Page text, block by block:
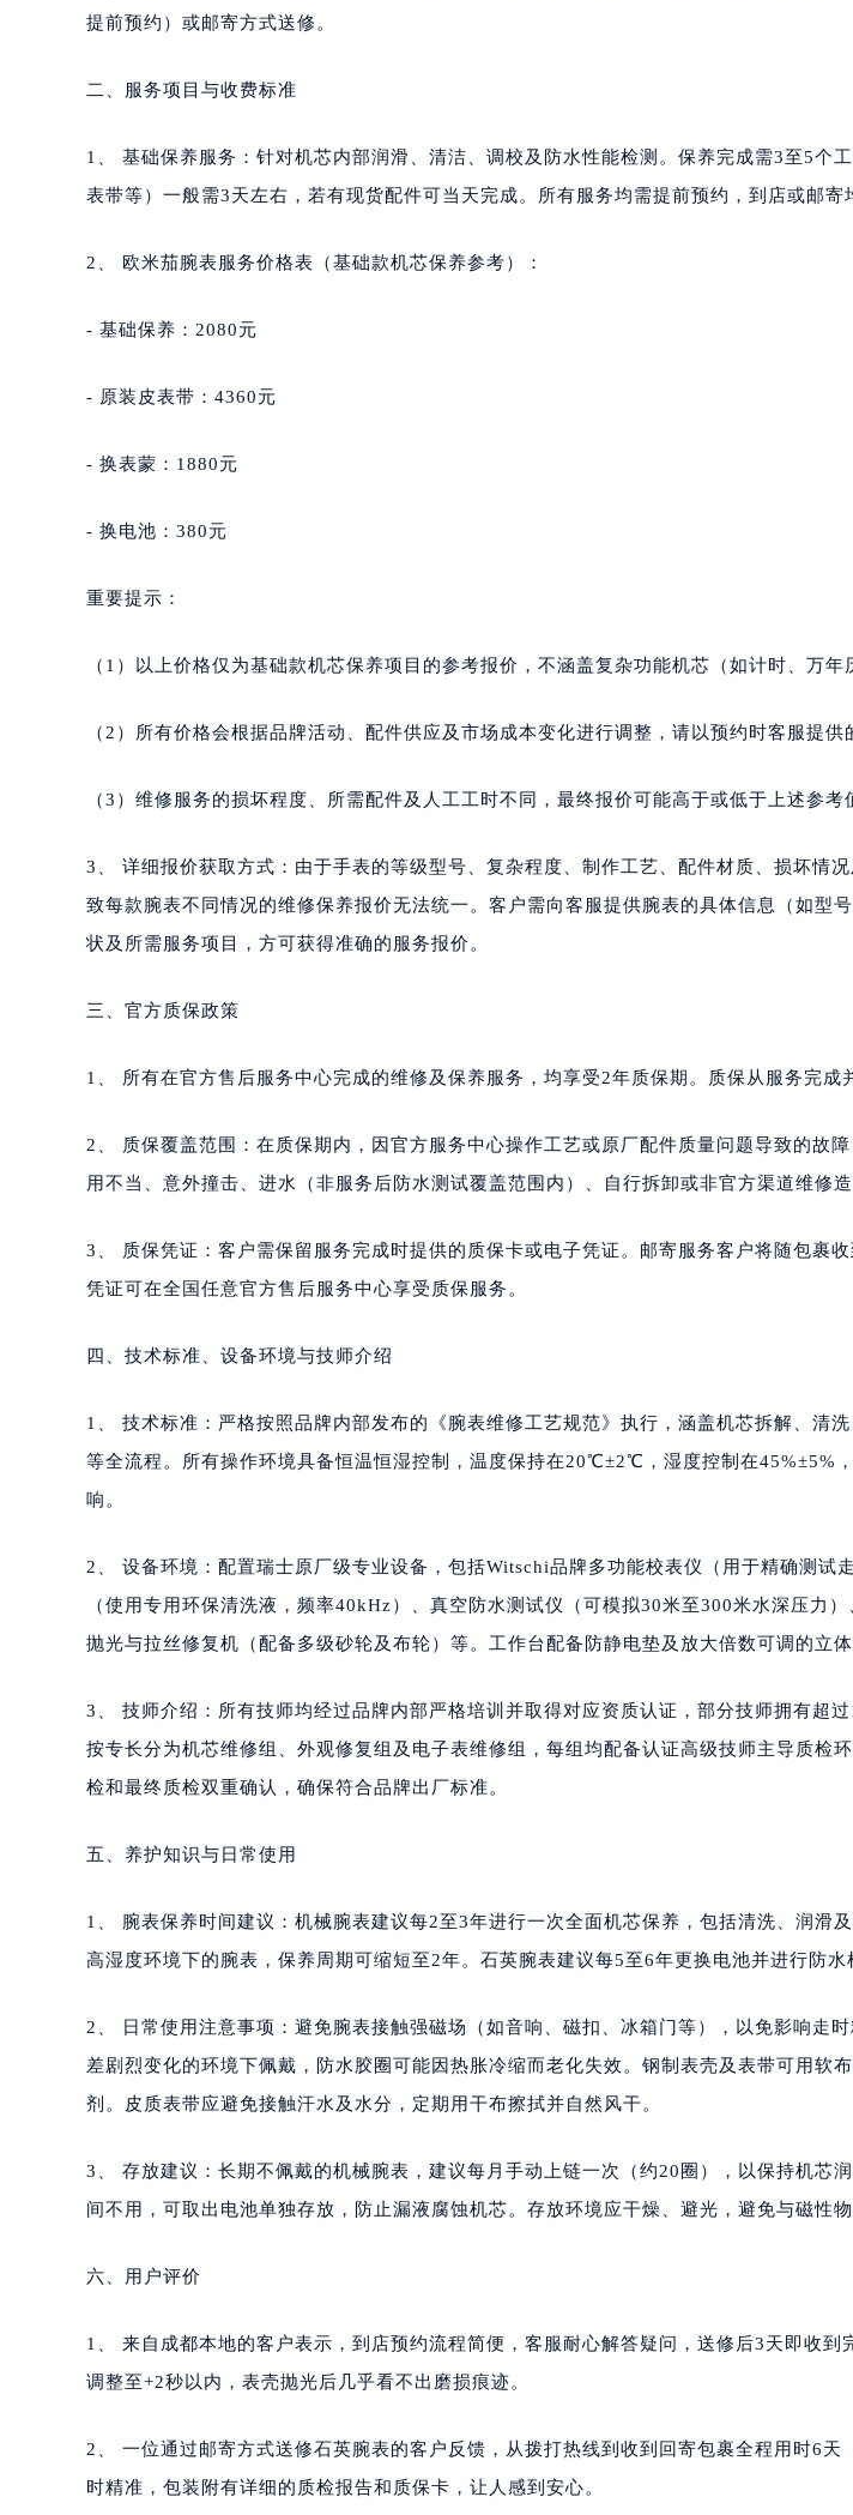
提前预约）或邮寄方式送修。
二、服务项目与收费标准
1、 基础保养服务：针对机芯内部润滑、清洁、调校及防水性能检测。保养完成需3至5个
表带等）一般需3天左右，若有现货配件可当天完成。所有服务均需提前预约，到店或邮寄
2、 欧米茄腕表服务价格表（基础款机芯保养参考）：
- 基础保养：2080元
- 原装皮表带：4360元
- 换表蒙：1880元
- 换电池：380元
重要提示：
（1）以上价格仅为基础款机芯保养项目的参考报价，不涵盖复杂功能机芯（如计时、万年
（2）所有价格会根据品牌活动、配件供应及市场成本变化进行调整，请以预约时客服提供
（3）维修服务的损坏程度、所需配件及人工工时不同，最终报价可能高于或低于上述参考
3、 详细报价获取方式：由于手表的等级型号、复杂程度、制作工艺、配件材质、损坏情
致每款腕表不同情况的维修保养报价无法统一。客户需向客服提供腕表的具体信息（如型
状及所需服务项目，方可获得准确的服务报价。
三、官方质保政策
1、 所有在官方售后服务中心完成的维修及保养服务，均享受2年质保期。质保从服务完成
2、 质保覆盖范围：在质保期内，因官方服务中心操作工艺或原厂配件质量问题导致的故
用不当、意外撞击、进水（非服务后防水测试覆盖范围内）、自行拆卸或非官方渠道维修造
3、 质保凭证：客户需保留服务完成时提供的质保卡或电子凭证。邮寄服务客户将随包裹
凭证可在全国任意官方售后服务中心享受质保服务。
四、技术标准、设备环境与技师介绍
1、 技术标准：严格按照品牌内部发布的《腕表维修工艺规范》执行，涵盖机芯拆解、清
等全流程。所有操作环境具备恒温恒湿控制，温度保持在20℃±2℃，湿度控制在45%±5%
响。
2、 设备环境：配置瑞士原厂级专业设备，包括Witschi品牌多功能校表仪（用于精确测试
（使用专用环保清洗液，频率40kHz）、真空防水测试仪（可模拟30米至300米水深压力
抛光与拉丝修复机（配备多级砂轮及布轮）等。工作台配备防静电垫及放大倍数可调的立
3、 技师介绍：所有技师均经过品牌内部严格培训并取得对应资质认证，部分技师拥有超
按专长分为机芯维修组、外观修复组及电子表维修组，每组均配备认证高级技师主导质检
检和最终质检双重确认，确保符合品牌出厂标准。
五、养护知识与日常使用
1、 腕表保养时间建议：机械腕表建议每2至3年进行一次全面机芯保养，包括清洗、润滑
高湿度环境下的腕表，保养周期可缩短至2年。石英腕表建议每5至6年更换电池并进行防水
2、 日常使用注意事项：避免腕表接触强磁场（如音响、磁扣、冰箱门等），以免影响走
差剧烈变化的环境下佩戴，防水胶圈可能因热胀冷缩而老化失效。钢制表壳及表带可用软
剂。皮质表带应避免接触汗水及水分，定期用干布擦拭并自然风干。
3、 存放建议：长期不佩戴的机械腕表，建议每月手动上链一次（约20圈），以保持机芯
间不用，可取出电池单独存放，防止漏液腐蚀机芯。存放环境应干燥、避光，避免与磁性物
六、用户评价
1、 来自成都本地的客户表示，到店预约流程简便，客服耐心解答疑问，送修后3天即收到
调整至+2秒以内，表壳抛光后几乎看不出磨损痕迹。
2、 一位通过邮寄方式送修石英腕表的客户反馈，从拨打热线到收到回寄包裹全程用时6天
时精准，包装附有详细的质检报告和质保卡，让人感到安心。